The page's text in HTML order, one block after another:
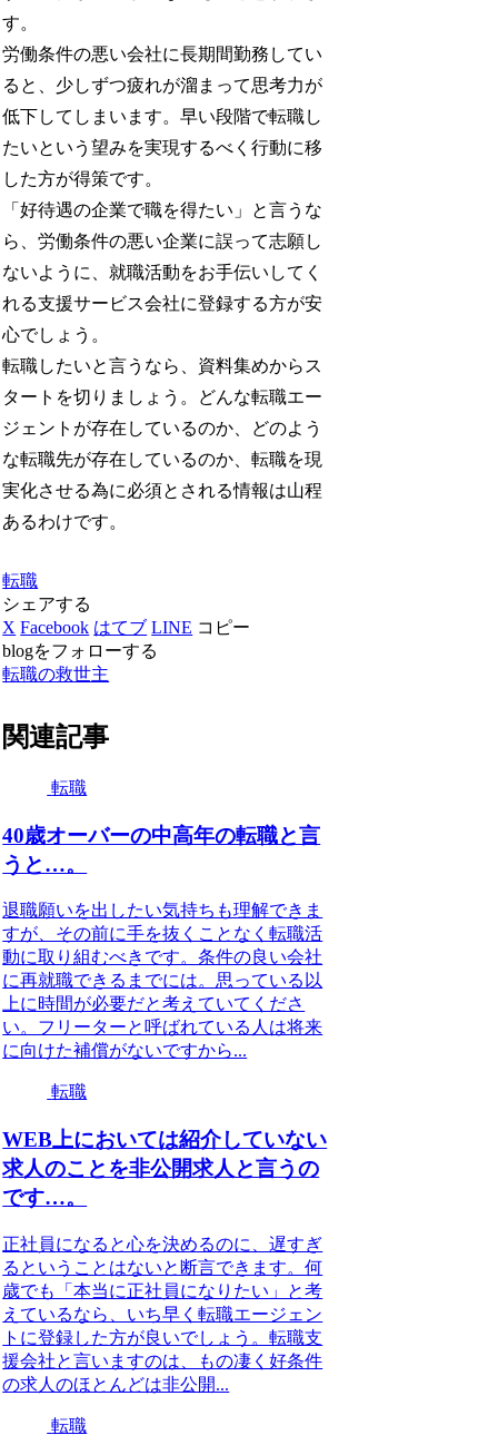
す。
労働条件の悪い会社に長期間勤務してい
ると、少しずつ疲れが溜まって思考力が
低下してしまいます。早い段階で転職し
たいという望みを実現するべく行動に移
した方が得策です。
「好待遇の企業で職を得たい」と言うな
ら、労働条件の悪い企業に誤って志願し
ないように、就職活動をお手伝いしてく
れる支援サービス会社に登録する方が安
心でしょう。
転職したいと言うなら、資料集めからス
タートを切りましょう。どんな転職エー
ジェントが存在しているのか、どのよう
な転職先が存在しているのか、転職を現
実化させる為に必須とされる情報は山程
あるわけです。
転職
シェアする
X Facebook はてブ LINE コピー
blogをフォローする
転職の救世主
関連記事
転職
40歳オーバーの中高年の転職と言
うと…。
退職願いを出したい気持ちも理解できま
すが、その前に手を抜くことなく転職活
動に取り組むべきです。条件の良い会社
に再就職できるまでには。思っている以
上に時間が必要だと考えていてくださ
い。フリーターと呼ばれている人は将来
に向けた補償がないですから...
転職
WEB上においては紹介していない
求人のことを非公開求人と言うの
です…。
正社員になると心を決めるのに、遅すぎ
るということはないと断言できます。何
歳でも「本当に正社員になりたい」と考
えているなら、いち早く転職エージェン
トに登録した方が良いでしょう。転職支
援会社と言いますのは、もの凄く好条件
の求人のほとんどは非公開...
転職